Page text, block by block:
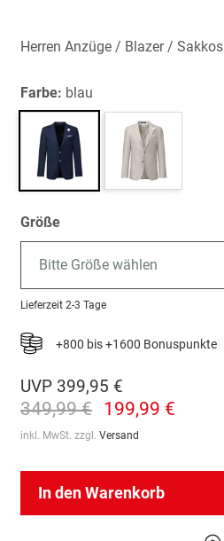
springen
Herren Anzüge / Blazer / Sakkos
Farbe: blau
Größe
Bitte Größe wählen
Lieferzeit 2-3 Tage
+800 bis +1600 Bonuspunkte
UVP 399,95 €
349,99 € 199,99 €
inkl. MwSt. zzgl. Versand
In den Warenkorb